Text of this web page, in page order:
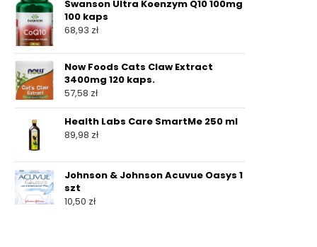
Swanson Ultra Koenzym Q10 100mg
100 kaps
68,93 zł
Now Foods Cats Claw Extract
3400mg 120 kaps.
57,58 zł
Health Labs Care SmartMe 250 ml
89,98 zł
Johnson & Johnson Acuvue Oasys 1
szt
10,50 zł